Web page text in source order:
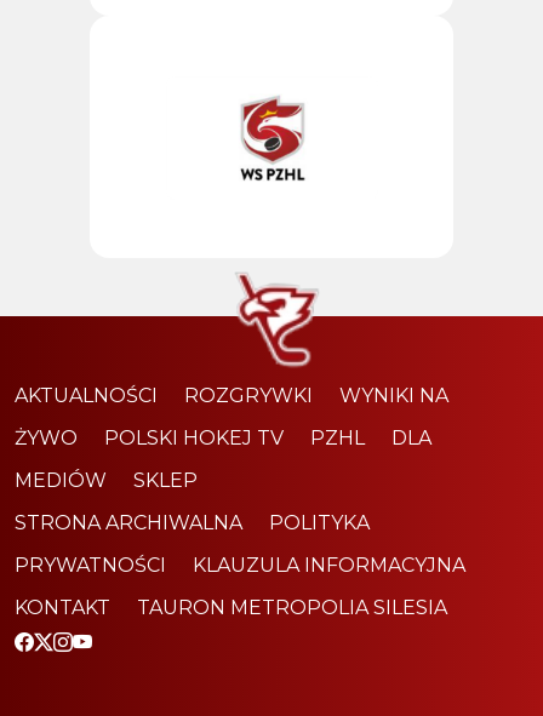
AKTUALNOŚCI ROZGRYWKI
WYNIKI NA
ŻYWO
POLSKI HOKEJ TV PZHL
DLA
MEDIÓW
SKLEP
STRONA ARCHIWALNA
POLITYKA
PRYWATNOŚCI
KLAUZULA INFORMACYJNA
KONTAKT
TAURON METROPOLIA SILESIA